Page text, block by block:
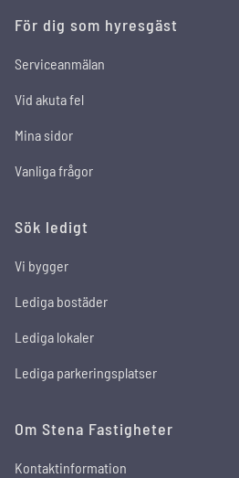
För dig som hyresgäst
Serviceanmälan
Vid akuta fel
Mina sidor
Vanliga frågor
Sök ledigt
Vi bygger
Lediga bostäder
Lediga lokaler
Lediga parkeringsplatser
Om Stena Fastigheter
Kontaktinformation